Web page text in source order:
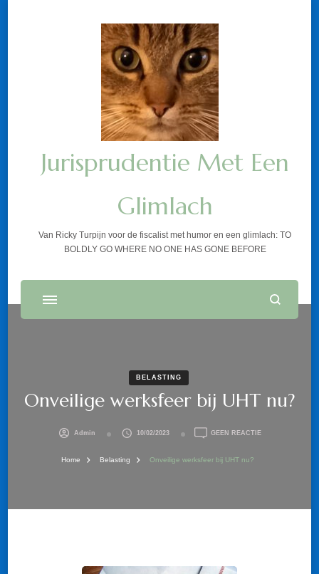
Jurisprudentie Met Een
Glimlach
Van Ricky Turpijn voor de fiscalist met humor en een glimlach: TO
BOLDLY GO WHERE NO ONE HAS GONE BEFORE
BELASTING
Onveilige werksfeer bij UHT nu?
Admin 10/02/2023 GEEN REACTIEOP
Home Belasting Onveilige werksfeer bij UHT nu?